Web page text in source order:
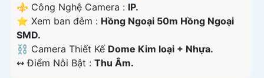
⚜️ Công Nghệ Camera : IP.
⭐ Xem ban đêm : Hồng Ngoại 50m Hồng Ngoại
SMD.
⛓ Camera Thiết Kế Dome Kim loại + Nhựa.
️↭ Điểm Nỗi Bật : Thu Âm.